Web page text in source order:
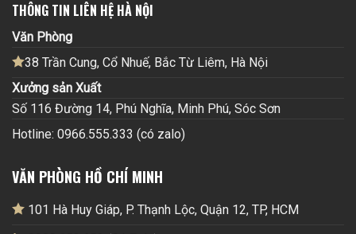
THÔNG TIN LIÊN HỆ HÀ NỘI
Văn Phòng
38 Trần Cung, Cổ Nhuế, Bắc Từ Liêm, Hà Nội
Xưởng sản Xuất
Số 116 Đường 14, Phú Nghĩa, Minh Phú, Sóc Sơn
Hotline: 0966.555.333 (có zalo)
VĂN PHÒNG HỒ CHÍ MINH
101 Hà Huy Giáp, P. Thạnh Lộc, Quận 12, TP, HCM